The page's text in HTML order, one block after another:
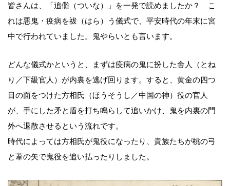
皆さんは、「追儺（ついな）」を一発で読めましたか？ こ
れは悪鬼・疫病を祓（はら）う儀式で、平安時代の年末に宮
中で行われていました。鬼やらいとも言います。
どんな儀式かというと、まずは疫病の鬼に扮した舎人（とね
り／下級官人）が内裏を逃げ回ります。すると、黄金の四つ
目の面をつけた方相氏（ほうそうし／中国の神）役の官人
が、手にした矛と盾を打ち鳴らして追いかけ、鬼を内裏の門
外へ退散させるという流れです。
時代によっては方相氏が鬼役になったり、貴族たちが桃の弓
と葦の矢で鬼役を追い払ったりしました。